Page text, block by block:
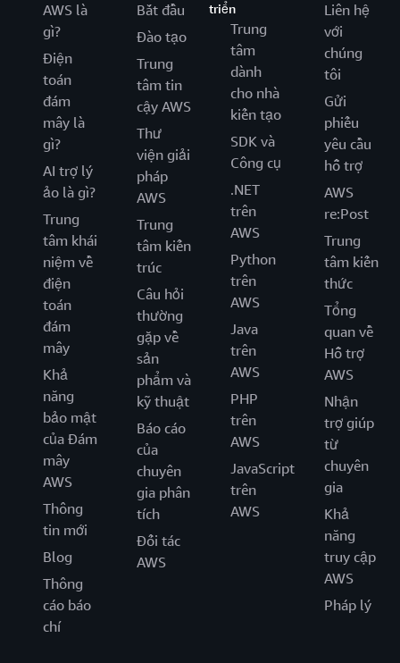
AWS là
gì?
Điện
toán
đám
mây là
gì?
AI trợ lý
ảo là gì?
Trung
tâm khái
niệm về
điện
toán
đám
mây
Khả
năng
bảo mật
của Đám
mây
AWS
Thông
tin mới
Blog
Thông
cáo báo
chí
Bắt đầu
Đào tạo
Trung
tâm tin
cậy AWS
Thư
viện giải
pháp
AWS
Trung
tâm kiến
trúc
Câu hỏi
thường
gặp về
sản
phẩm và
kỹ thuật
Báo cáo
của
chuyên
gia phân
tích
Đối tác
AWS
triển
Trung
tâm
dành
cho nhà
kiến tạo
SDK và
Công cụ
.NET
trên
AWS
Python
trên
AWS
Java
trên
AWS
PHP
trên
AWS
JavaScript
trên
AWS
Liên hệ
với
chúng
tôi
Gửi
phiếu
yêu cầu
hỗ trợ
AWS
re:Post
Trung
tâm kiến
thức
Tổng
quan về
Hỗ trợ
AWS
Nhận
trợ giúp
từ
chuyên
gia
Khả
năng
truy cập
AWS
Pháp lý